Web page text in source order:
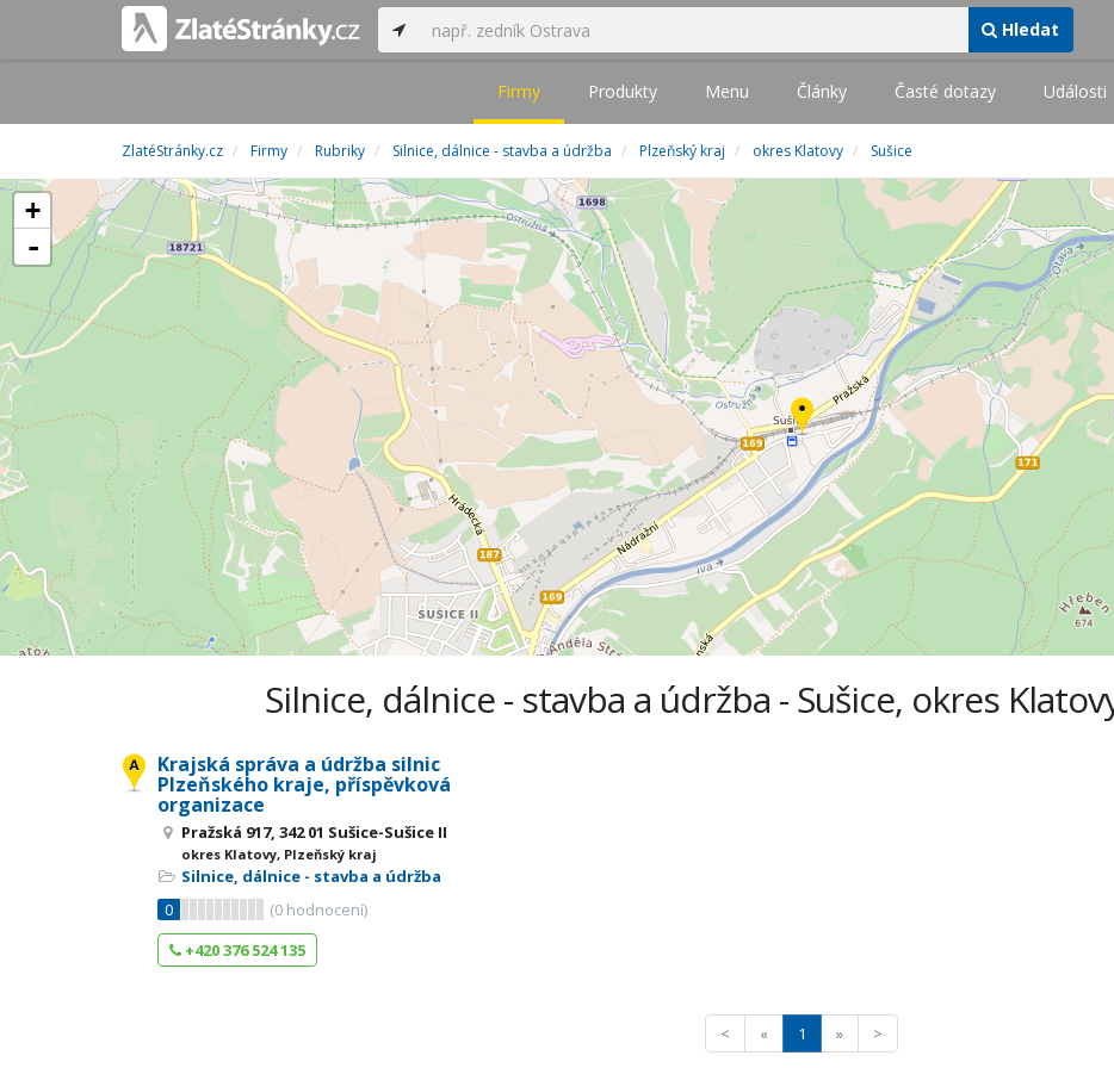
Hledat
Firmy Produkty Menu Články Časté dotazy Události
ZlatéStránky.cz Firmy Rubriky Silnice, dálnice - stavba a údržba Plzeňský kraj okres Klatovy Sušice
+
-
Silnice, dálnice - stavba a údržba - Sušice, okres
Krajská správa a údržba silnic
Plzeňského kraje, příspěvková
organizace
Pražská 917, 342 01 Sušice-Sušice II
okres Klatovy, Plzeňský kraj
Silnice, dálnice - stavba a údržba
0
(0 hodnocení)
+420 376 524 135
< « 1 » >